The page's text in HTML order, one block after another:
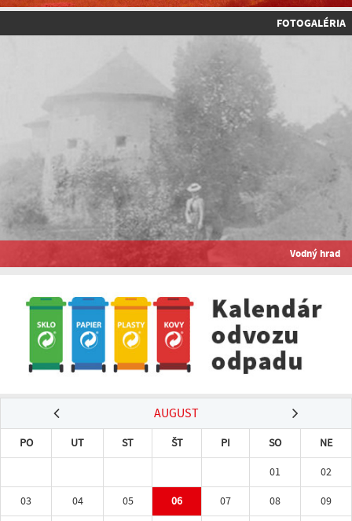
FOTOGALÉRIA
Vodný hrad
AUGUST
PO UT ST ŠT PI SO
NE
01
02
03
04 05 06 07 08
09